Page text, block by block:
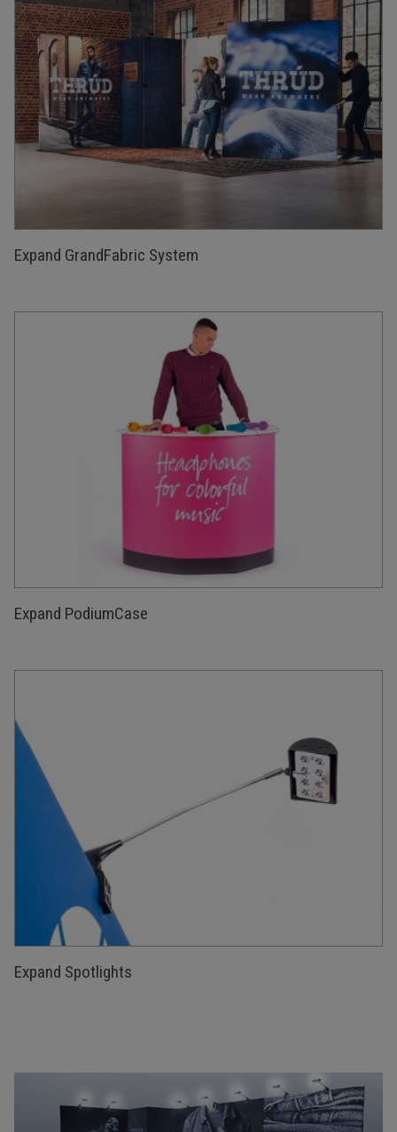
Expand GrandFabric System
Expand PodiumCase
Expand Spotlights